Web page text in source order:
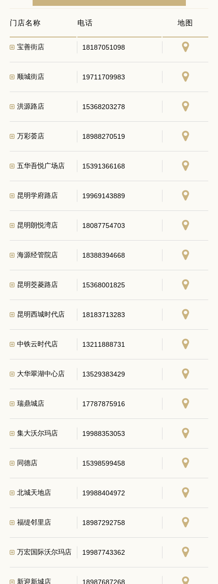
门店名称 电话 地图
18469122880
宝善街店 18187051098
顺城街店 19711709983
洪源路店 15368203278
万彩荟店 18988270519
五华吾悦广场店 15391366168
昆明学府路店 19969143889
昆明朗悦湾店 18087754703
海源经管院店 18388394668
昆明茭菱路店 15368001825
昆明西城时代店 18183713283
中铁云时代店 13211888731
大华翠湖中心店 13529383429
瑞鼎城店 17787875916
集大沃尔玛店 19988353053
同德店 15398599458
北城天地店 19988404972
福缇邻里店 18987292758
万宏国际沃尔玛店 19987743362
新迎新城店 18987687268